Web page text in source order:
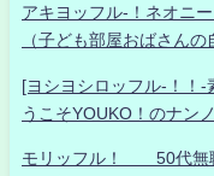
アキヨッフル-！ネオニ
（子ども部屋おばさんの
[ヨシヨシロッフル-！！-
うこそYOUKO！のナン
モリッフル！ 50代無